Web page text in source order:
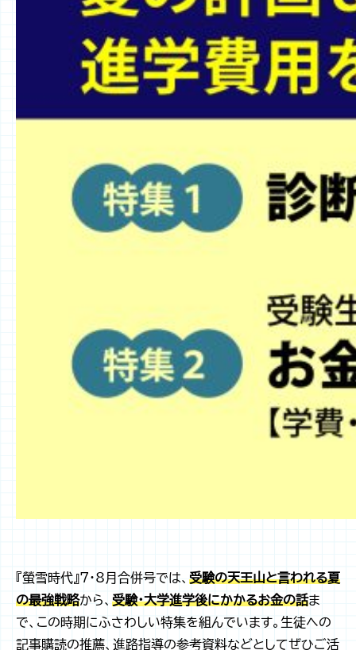
『螢雪時代』7・8月合併号では、 受験の天王山と言われる夏
の最強戦略から、 受験・大学進学後にかかるお金の話ま
で、この時期にふさわしい特集を組んでいます。生徒への
記事購読の推薦、進路指導の参考資料などとしてぜひご活